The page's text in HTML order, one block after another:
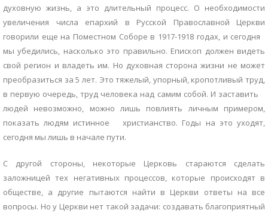
духовную жизнь, а это длительный процесс. О необходимости
увеличения числа епархий в Русской Православной Церкви
говорили еще на Поместном Соборе в 1917-1918 годах, и сегодня
мы убедились, насколько это правильно. Епископ должен видеть
свой регион и владеть им. Но духовная сторона жизни не может
преобразиться за 5 лет. Это тяжелый, упорный, кропотливый труд,
в первую очередь, труд человека над самим собой. И заставить
людей невозможно, можно лишь повлиять личным примером,
показать людям истинное христианство. Годы на это уходят,
сегодня мы лишь в начале пути.
С другой стороны, некоторые Церковь стараются сделать
заложницей тех негативных процессов, которые происходят в
обществе, а другие пытаются найти в Церкви ответы на все
вопросы. Но у Церкви нет такой задачи: создавать благоприятный